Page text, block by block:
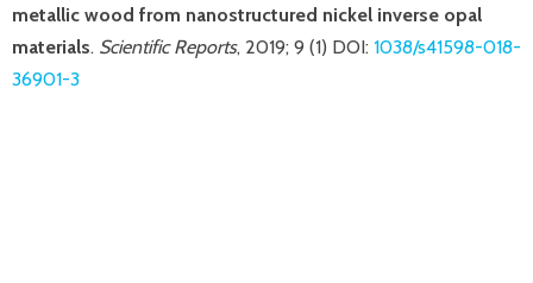
metallic wood from nanostructured nickel inverse opal
materials. Scientific Reports, 2019; 9 (1) DOI: 1038/s41598-018-
36901-3